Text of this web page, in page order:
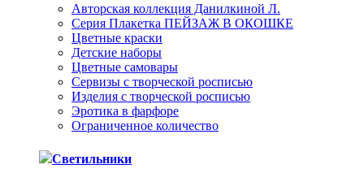
Авторская коллекция Данилкиной Л.
Серия Плакетка ПЕЙЗАЖ В ОКОШКЕ
Цветные краски
Детские наборы
Цветные самовары
Сервизы с творческой росписью
Изделия с творческой росписью
Эротика в фарфоре
Ограниченное количество
Светильники